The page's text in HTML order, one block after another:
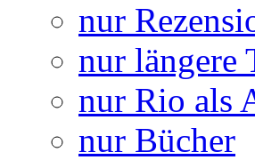
nur
nur längere
nur Rio als
nur Bücher